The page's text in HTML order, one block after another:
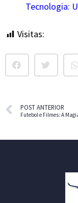
Tecnologia:
Visitas:
POST ANTERIOR